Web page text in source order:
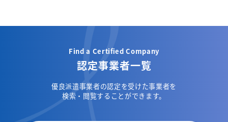
Find a Certified Company
認定事業者一覧
優良派遣事業者の認定を受けた事業者を
検索・閲覧することができます。